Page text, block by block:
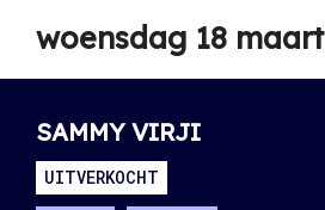
woensdag 18 maart
SAMMY VIRJI
UITVERKOCHT